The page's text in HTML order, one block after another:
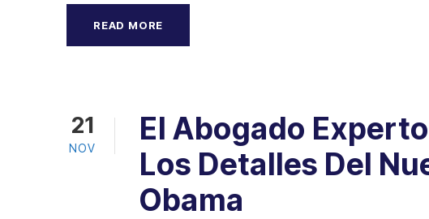
READ MORE
21
NOV
El Abogado
Los Detalles Del
Obama